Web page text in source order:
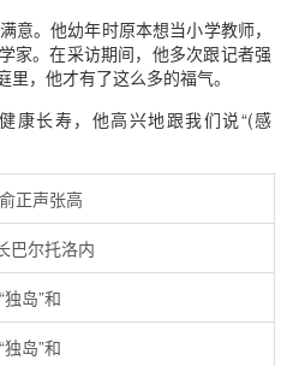
意。他幼年时原本想当小学教师，
家。在采访期间，他多次跟记者强
，他才有了这么多的福气。
康长寿，他高兴地跟我们说“(感
正声张高
巴尔托洛内
岛”和
岛”和